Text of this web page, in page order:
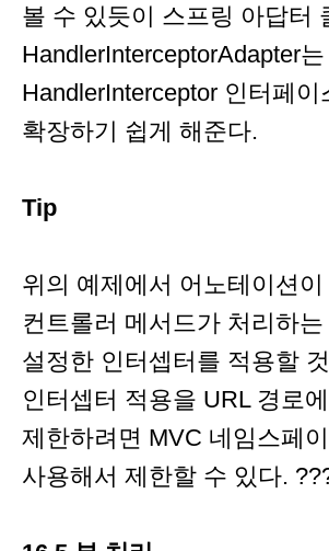
볼 수 있듯이 스프링 아답터
HandlerInterceptorAdapter는
HandlerInterceptor 인터페이
확장하기 쉽게 해준다.
Tip
위의 예제에서 어노테이션이
컨트롤러 메서드가 처리하는
설정한 인터셉터를 적용할
인터셉터 적용을 URL 경로
제한하려면 MVC 네임스페
사용해서 제한할 수 있다.